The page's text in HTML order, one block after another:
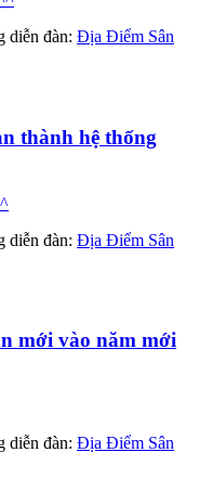
diễn đàn: Địa Điểm Sân
thành hệ thống
diễn đàn: Địa Điểm Sân
mới vào năm mới
diễn đàn: Địa Điểm Sân